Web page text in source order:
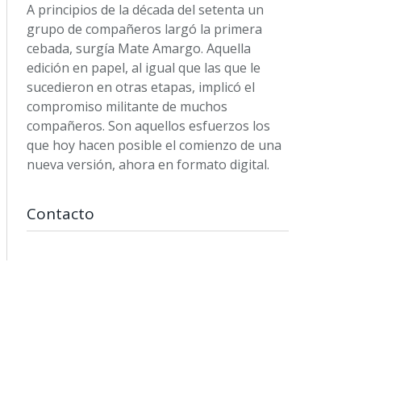
A principios de la década del setenta un
grupo de compañeros largó la primera
cebada, surgía Mate Amargo. Aquella
edición en papel, al igual que las que le
sucedieron en otras etapas, implicó el
compromiso militante de muchos
compañeros. Son aquellos esfuerzos los
que hoy hacen posible el comienzo de una
nueva versión, ahora en formato digital.
Contacto